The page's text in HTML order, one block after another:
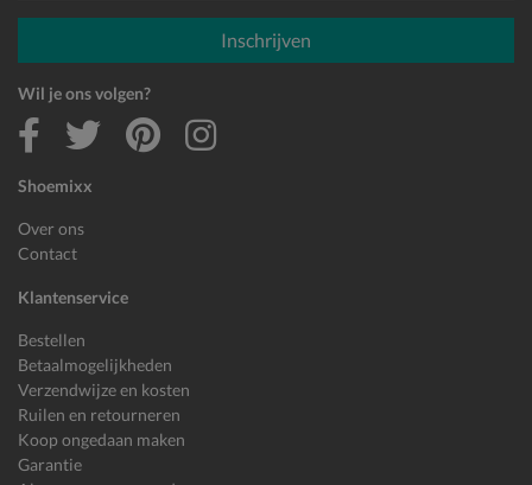
Shoemixx
Over ons
Contact
Klantenservice
Bestellen
Betaalmogelijkheden
Verzendwijze en kosten
Ruilen en retourneren
Koop ongedaan maken
Garantie
E-mailadres
Inschrijven
Wil je ons volgen?